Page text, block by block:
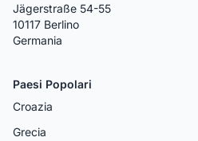
Jägerstraße 54-55
10117 Berlino
Germania
Paesi Popolari
Croazia
Grecia